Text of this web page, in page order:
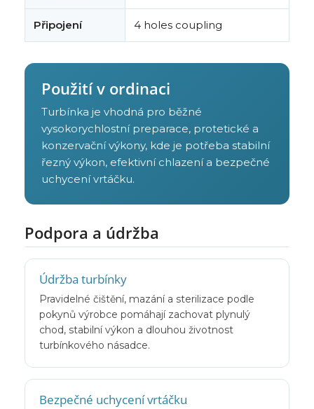
Připojení 4 holes coupling
Použití v ordinaci
Turbínka je vhodná pro běžné
vysokorychlostní preparace, protetické a
konzervační výkony, kde je potřeba stabilní
řezný výkon, efektivní chlazení a bezpečné
uchycení vrtáčku.
Podpora a údržba
Údržba turbínky
Pravidelné čištění, mazání a sterilizace podle
pokynů výrobce pomáhají zachovat plynulý
chod, stabilní výkon a dlouhou životnost
turbínkového násadce.
Bezpečné uchycení vrtáčku